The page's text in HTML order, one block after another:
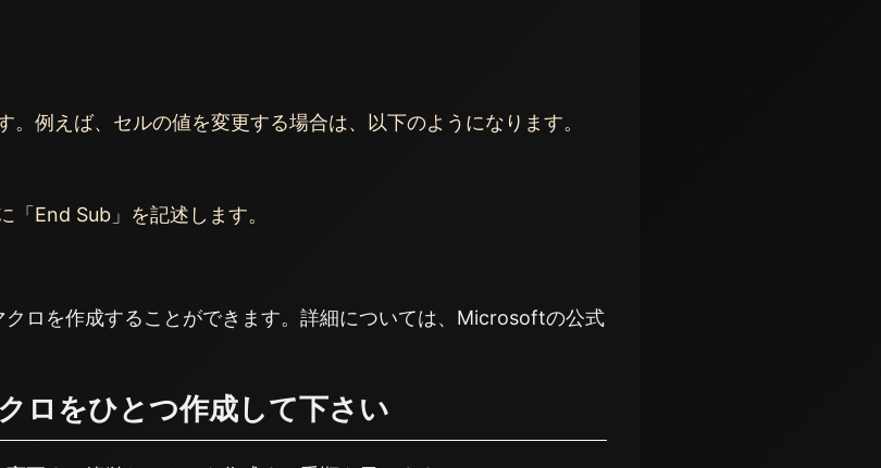
。例えば、セルの値を変更する場合は、以下のようになります。
End Sub」を記述します。
クロを作成することができます。詳細については、Microsoftの公式
ロをひとつ作成して下さい